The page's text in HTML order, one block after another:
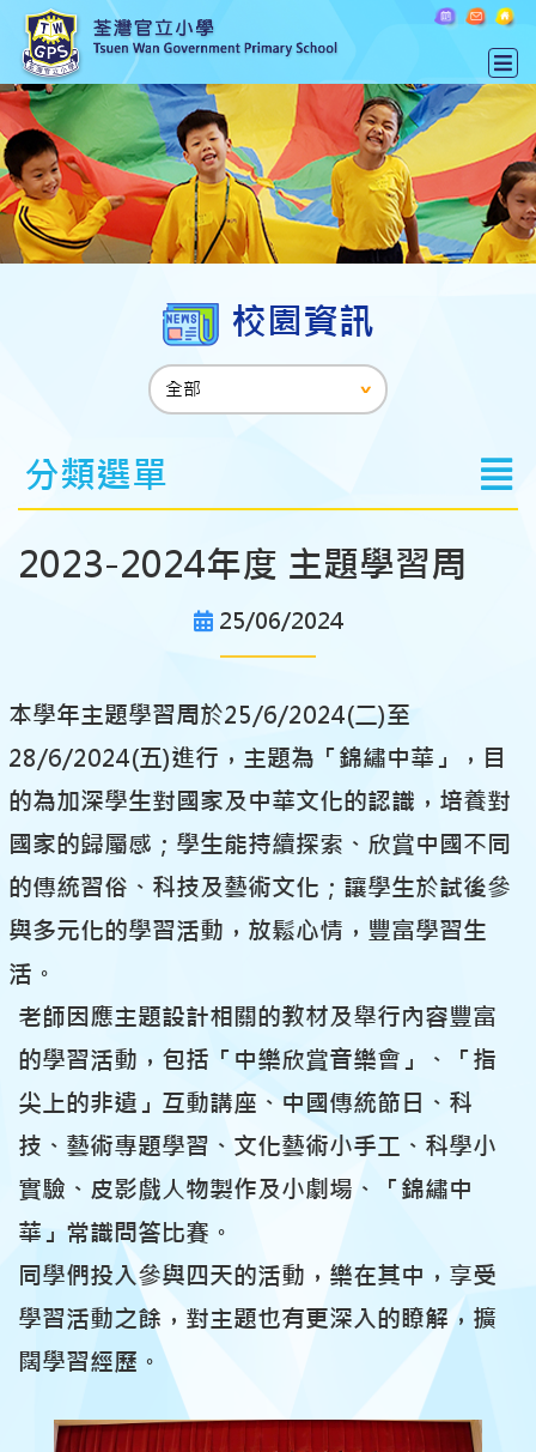
校園資訊
分類選單
2023-2024年度 主題學習周
25/06/2024
本學年主題學習周於25/6/2024(二)至
28/6/2024(五)進行，主題為「錦繡中華」，目
的為加深學生對國家及中華文化的認識，培養對
國家的歸屬感；學生能持續探索、欣賞中國不同
的傳統習俗、科技及藝術文化；讓學生於試後參
與多元化的學習活動，放鬆心情，豐富學習生
活。
老師因應主題設計相關的教材及舉行內容豐富
的學習活動，包括「中樂欣賞音樂會」、「指
尖上的非遺」互動講座、中國傳統節日、科
技、藝術專題學習、文化藝術小手工、科學小
實驗、皮影戲人物製作及小劇場、「錦繡中
華」常識問答比賽。
同學們投入參與四天的活動，樂在其中，享受
學習活動之餘，對主題也有更深入的瞭解，擴
闊學習經歷。